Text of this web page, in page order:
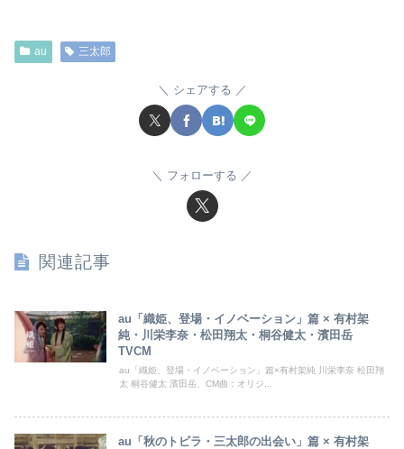
au 三太郎
シェアする
フォローする
関連記事
au「織姫、登場・イノベーション」篇 × 有村架
純・川栄李奈・松田翔太・桐谷健太・濱田岳
TVCM
au「織姫、登場・イノベーション」篇×有村架純 川栄李奈 松田翔
太 桐谷健太 濱田岳、CM曲：オリジ...
au「秋のトビラ・三太郎の出会い」篇 × 有村架